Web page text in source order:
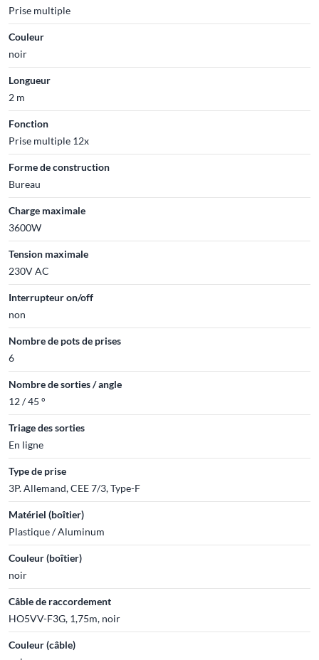
Prise multiple
Couleur
noir
Longueur
2 m
Fonction
Prise multiple 12x
Forme de construction
Bureau
Charge maximale
3600W
Tension maximale
230V AC
Interrupteur on/off
non
Nombre de pots de prises
6
Nombre de sorties / angle
12 / 45 °
Triage des sorties
En ligne
Type de prise
3P. Allemand, CEE 7/3, Type-F
Matériel (boîtier)
Plastique / Aluminum
Couleur (boîtier)
noir
Câble de raccordement
HO5VV-F3G, 1,75m, noir
Couleur (câble)